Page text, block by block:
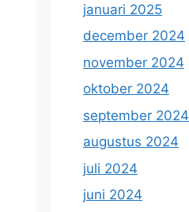
januari 2025
december 2024
november 2024
oktober 2024
september 2024
augustus 2024
juli 2024
juni 2024